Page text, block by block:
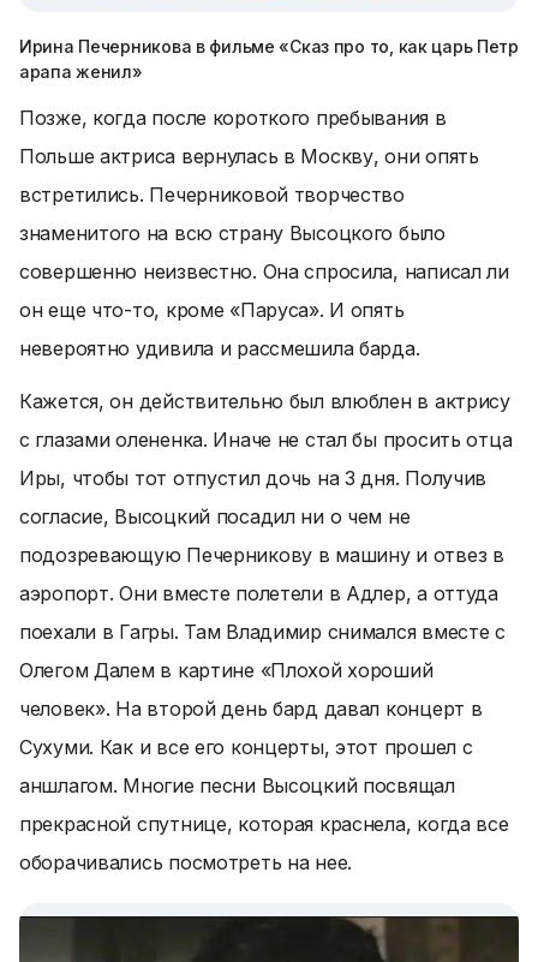
Ирина Печерникова в фильме «Сказ про то, как царь Петр
арапа женил»
Позже, когда после короткого пребывания в
Польше актриса вернулась в Москву, они опять
встретились. Печерниковой творчество
знаменитого на всю страну Высоцкого было
совершенно неизвестно. Она спросила, написал ли
он еще что-то, кроме «Паруса». И опять
невероятно удивила и рассмешила барда.
Кажется, он действительно был влюблен в актрису
с глазами олененка. Иначе не стал бы просить отца
Иры, чтобы тот отпустил дочь на 3 дня. Получив
согласие, Высоцкий посадил ни о чем не
подозревающую Печерникову в машину и отвез в
аэропорт. Они вместе полетели в Адлер, а оттуда
поехали в Гагры. Там Владимир снимался вместе с
Олегом Далем в картине «Плохой хороший
человек». На второй день бард давал концерт в
Сухуми. Как и все его концерты, этот прошел с
аншлагом. Многие песни Высоцкий посвящал
прекрасной спутнице, которая краснела, когда все
оборачивались посмотреть на нее.